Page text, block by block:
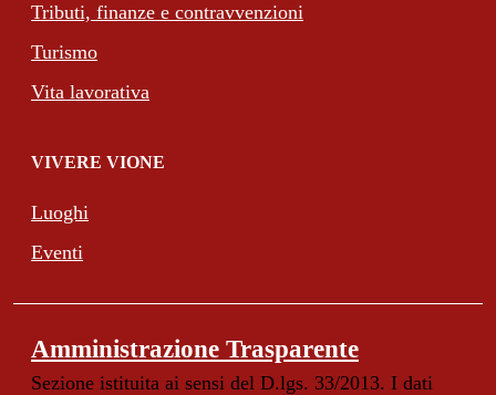
Tributi, finanze e contravvenzioni
Turismo
Vita lavorativa
VIVERE VIONE
Luoghi
Eventi
Amministrazione Trasparente
Sezione istituita ai sensi del D.lgs. 33/2013. I dati